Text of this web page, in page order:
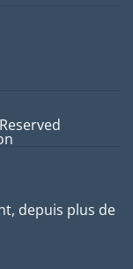
depuis plus de